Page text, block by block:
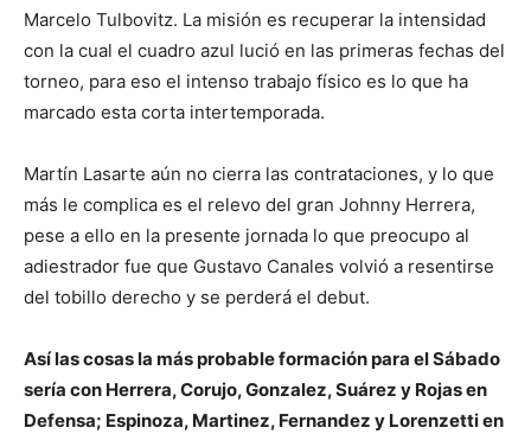
Marcelo Tulbovitz. La misión es recuperar la intensidad
con la cual el cuadro azul lució en las primeras fechas del
torneo, para eso el intenso trabajo físico es lo que ha
marcado esta corta intertemporada.
Martín Lasarte aún no cierra las contrataciones, y lo que
más le complica es el relevo del gran Johnny Herrera,
pese a ello en la presente jornada lo que preocupo al
adiestrador fue que Gustavo Canales volvió a resentirse
del tobillo derecho y se perderá el debut.
Así las cosas la más probable formación para el Sábado
sería con Herrera, Corujo, Gonzalez, Suárez y Rojas en
Defensa; Espinoza, Martinez, Fernandez y Lorenzetti en